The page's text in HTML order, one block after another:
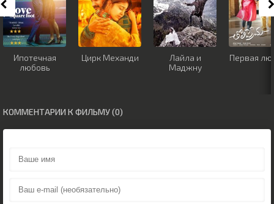
Ипотечная
любовь
Цирк Механди
Лайла и
Маджну
Первая
КОММЕНТАРИИ К ФИЛЬМУ (0)